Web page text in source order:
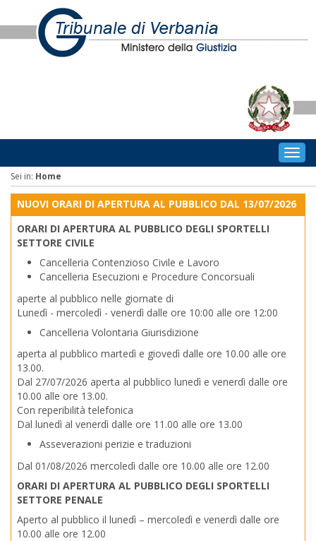
Sei in: Home
NUOVI ORARI DI APERTURA AL PUBBLICO DAL 13/07/2026
ORARI DI APERTURA AL PUBBLICO DEGLI SPORTELLI
SETTORE CIVILE
Cancelleria Contenzioso Civile e Lavoro
Cancelleria Esecuzioni e Procedure Concorsuali
aperte al pubblico nelle giornate di
Lunedì - mercoledì - venerdì dalle ore 10:00 alle ore 12:00
Cancelleria Volontaria Giurisdizione
aperta al pubblico martedì e giovedì dalle ore 10.00 alle ore
13.00.
Dal 27/07/2026 aperta al pubblico lunedì e venerdì dalle ore
10.00 alle ore 13.00.
Con reperibilità telefonica
Dal lunedì al venerdì dalle ore 11.00 alle ore 13.00
Asseverazioni perizie e traduzioni
Dal 01/08/2026 mercoledì dalle ore 10.00 alle ore 12.00
ORARI DI APERTURA AL PUBBLICO DEGLI SPORTELLI
SETTORE PENALE
Aperto al pubblico il lunedì – mercoledì e venerdì dalle ore
10.00 alle ore 12.00